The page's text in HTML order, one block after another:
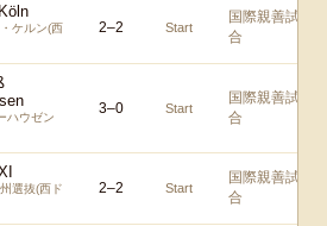
ケルン(西
2–2 Start
国際親善試
合
ハウゼン
3–0 Start
国際親善試
合
選抜(西ド
2–2 Start
国際親善試
合